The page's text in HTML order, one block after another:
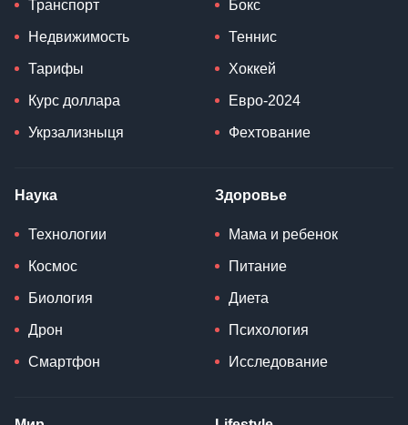
Транспорт
Недвижимость
Тарифы
Курс доллара
Укрзализныця
Бокс
Теннис
Хоккей
Евро-2024
Фехтование
Наука
Технологии
Космос
Биология
Дрон
Смартфон
Здоровье
Мама и ребенок
Питание
Диета
Психология
Исследование